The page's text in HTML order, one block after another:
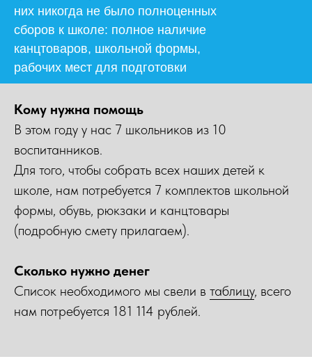
них никогда не было полноценных
сборов к школе: полное наличие
канцтоваров, школьной формы,
рабочих мест для подготовки
домашнего задания.
Кому нужна помощь
В этом году у нас 7 школьников из 10
воспитанников.
Для того, чтобы собрать всех наших детей к
школе, нам потребуется 7 комплектов школьной
формы, обувь, рюкзаки и канцтовары
(подробную смету прилагаем).
Сколько нужно денег
Список необходимого мы свели в таблицу, всего
нам потребуется 181 114 рублей.